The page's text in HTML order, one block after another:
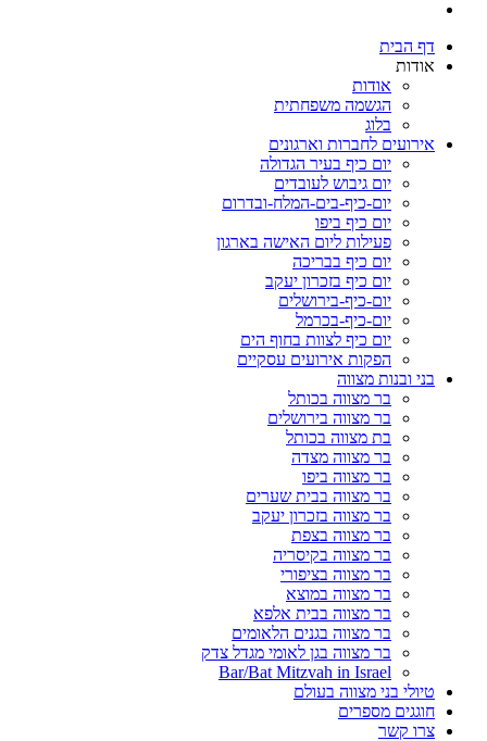
דף הבית
אודות
אודות
הגשמה משפחתית
בלוג
אירועים לחברות וארגונים
יום כיף בעיר הגדולה
יום גיבוש לעובדים
יום-כיף-בים-המלח-ובדרום
יום כיף ביפו
פעילות ליום האישה בארגון
יום כיף בבריכה
יום כיף בזכרון יעקב
יום-כיף-בירושלים
יום-כיף-בכרמל
יום כיף לצוות בחוף הים
הפקות אירועים עסקיים
בני ובנות מצווה
בר מצווה בכותל
בר מצווה בירושלים
בת מצווה בכותל
בר מצווה מצדה
בר מצווה ביפו
בר מצווה בבית שערים
בר מצווה בזכרון יעקב
בר מצווה בצפת
בר מצווה בקיסריה
בר מצווה בציפורי
בר מצווה במוצא
בר מצווה בבית אלפא
בר מצווה בגנים הלאומים
בר מצווה בגן לאומי מגדל צדק
Bar/Bat Mitzvah in Israel
טיולי בני מצווה בעולם
חוגגים מספרים
צרו קשר